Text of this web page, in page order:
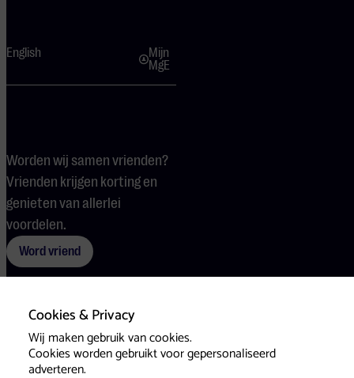
Cookies & Privacy
Wij maken gebruik van cookies.
Cookies worden gebruikt voor gepersonaliseerd
adverteren.
English
Mijn
MgE
Worden wij samen vrienden?
Vrienden krijgen korting en
genieten van allerlei
voordelen.
Word vriend
Voorwaarden CookiesPers